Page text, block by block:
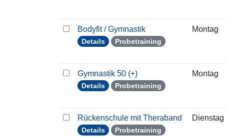
Bodyfit / Gymnastik
Details Probetraining
Montag
Gymnastik 50 (+)
Details Probetraining
Montag
Rückenschule mit Theraband
Details Probetraining
Dienstag